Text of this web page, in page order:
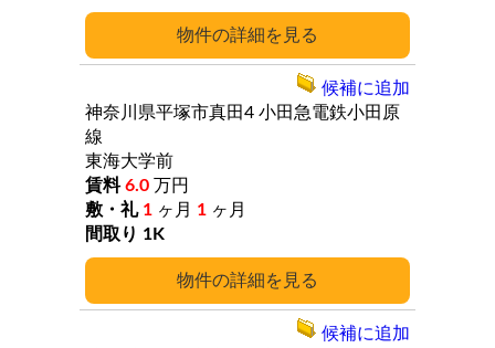
詳細
詳細
神奈川県平塚市真田4 小田急電鉄小田原
線
東海大学前
6.0 万円
1 ヶ月 1 ヶ月
1K
候補に追加
候補に追加